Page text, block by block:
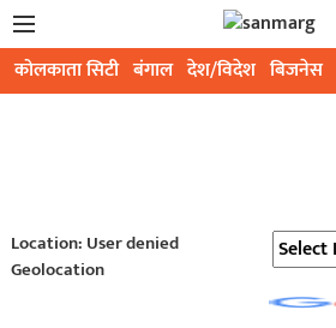
कोलकाता सिटी बंगाल देश/विदेश बिजनेस
Location: User denied
Geolocation